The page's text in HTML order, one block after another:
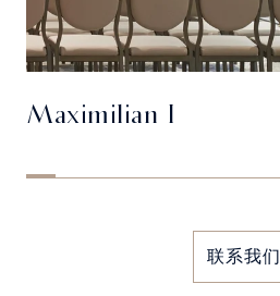
Maximilian I
联系我们